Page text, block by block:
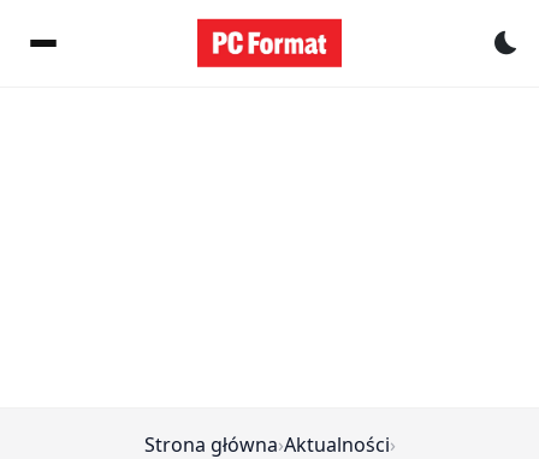
Strona główna›Aktualności›